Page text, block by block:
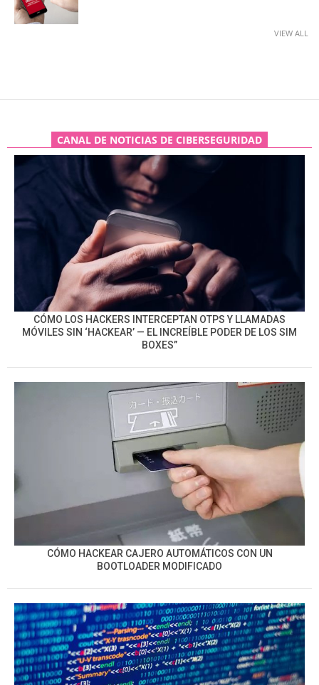
VIEW ALL
CANAL DE NOTICIAS DE CIBERSEGURIDAD
CÓMO LOS HACKERS INTERCEPTAN OTPS Y LLAMADAS
MÓVILES SIN ‘HACKEAR’ — EL INCREÍBLE PODER DE LOS SIM
BOXES”
CÓMO HACKEAR CAJERO AUTOMÁTICOS CON UN
BOOTLOADER MODIFICADO